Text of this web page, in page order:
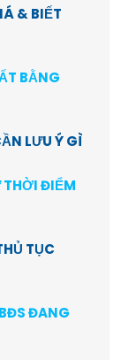
& BIẾT
BẰNG
LƯU Ý GÌ
THỜI ĐIỂM
TỤC
ĐANG